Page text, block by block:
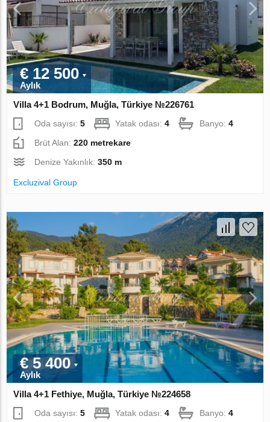
€ 12 500
Aylık
Villa 4+1 Bodrum, Muğla, Türkiye №226761
Oda sayısı:5 Yatak odası:4 Banyo:4
Brüt Alan:220 metrekare
Denize Yakınlık:350 m
Excluzival Group
€ 5 400
Aylık
Villa 4+1 Fethiye, Muğla, Türkiye №224658
Oda sayısı:5 Yatak odası:4 Banyo:4